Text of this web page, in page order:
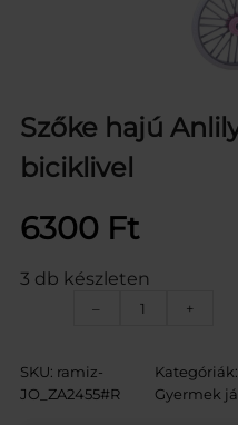
Szőke hajú
biciklivel
6300 Ft
3 db készleten
–
S
+
SKU: ramiz-
JO_ZA2455#R
Kategóriák:
Gyermek